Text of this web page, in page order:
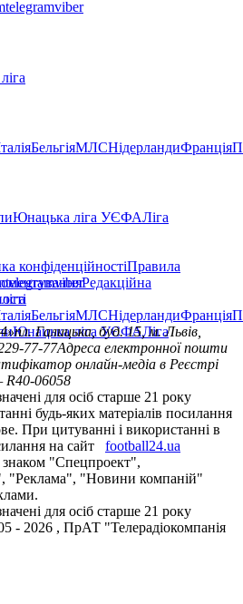
telegramviber
БельгіяМЛСНідерландиФранція
Юнацька ліга УЄФАЛіга
конфіденційностіПравила
Редакційна
telegramviber
БельгіяМЛСНідерландиФранція
Юнацька ліга УЄФАЛіга
пл. Галицька, буд. 15, м. Львів,
77-77Адреса електронної пошти
онлайн-медіа в Реєстрі
R40-06058
для осіб старше 21 року
будь-яких матеріалів посилання
При цитуванні і використанні в
на сайт
football24.ua
знаком "Спецпроект",
"Реклама", "Новини компаній"
для осіб старше 21 року
- 2026 , ПрАТ "Телерадіокомпанія